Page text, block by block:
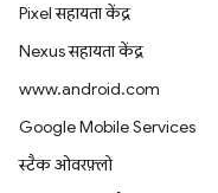
Pixel सहायता केंद्र
Nexus सहायता केंद्र
www.android.com
Google Mobile Services
स्टैक ओवरफ़्लो